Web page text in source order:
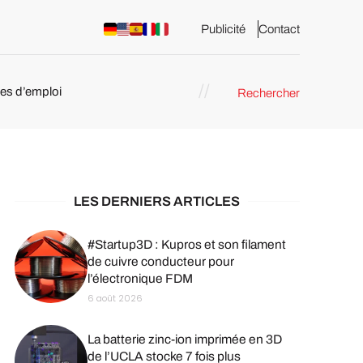
Publicité Contact
d’emploi Rechercher
LES DERNIERS ARTICLES
#Startup3D : Kupros et son filament
de cuivre conducteur pour
l’électronique FDM
6 août 2026
La batterie zinc-ion imprimée en 3D
de l’UCLA stocke 7 fois plus